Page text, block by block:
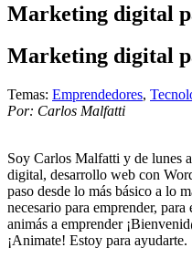
Marketing digital
Marketing digital
Temas: Emprendedores,
Por: Carlos Malfatti
Soy Carlos Malfatti y de lunes
digital, desarrollo web con
paso desde lo más básico a lo
necesario para emprender,
animás a emprender
¡Animate! Estoy para ayudarte.